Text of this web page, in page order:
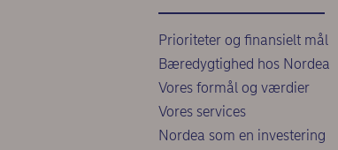
Prioriteter og finansielt mål
Bæredygtighed hos Nordea
Vores formål og værdier
Vores services
Nordea som en investering